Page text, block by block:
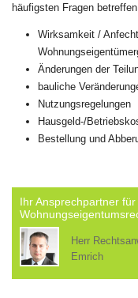
häufigsten Fragen
Wirksamkeit /
Änderungen der
bauliche
Nutzungsregelungen
Hausgeld-/
Bestellung und
Ihr Ansprechpartner
Herr
Emrich